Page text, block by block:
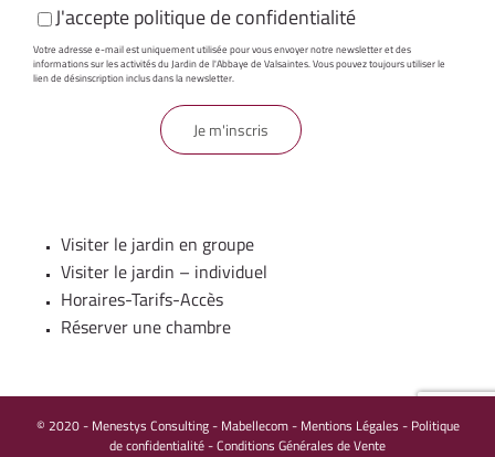
J'acceptepolitique de confidentialité
Votre adresse e-mail est uniquement utilisée pour vous envoyer notre newsletter et des
informations sur les activités du Jardin de l'Abbaye de Valsaintes. Vous pouvez toujours utiliser le
lien de désinscription inclus dans la newsletter.
Visiter le jardin en groupe
Visiter le jardin – individuel
Horaires-Tarifs-Accès
Réserver une chambre
© 2020 - Menestys Consulting- Mabellecom- Mentions Légales - Politique
de confidentialité-Conditions Générales de Vente